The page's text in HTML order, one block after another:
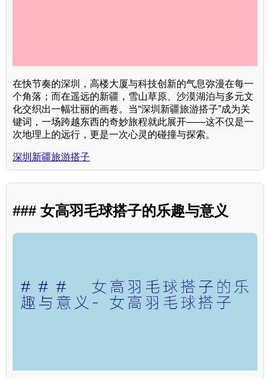
在快节奏的深圳，高楼大厦与科技创新的气息弥漫在每一
个角落；而在遥远的新疆，雪山草原、沙漠湖泊与多元文
化交织出一幅壮丽的画卷。当“深圳新疆旅游搭子”成为关
键词，一场跨越东西的奇妙旅程就此展开——这不仅是一
次地理上的远行，更是一次心灵的碰撞与探索。
深圳新疆旅游搭子
### 女高羽毛球搭子的乐趣与意义